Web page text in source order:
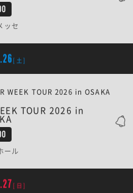
ッセ
[土]
TOUR 2026 in
TOUR 2026 in OSAKA
ール
[日]